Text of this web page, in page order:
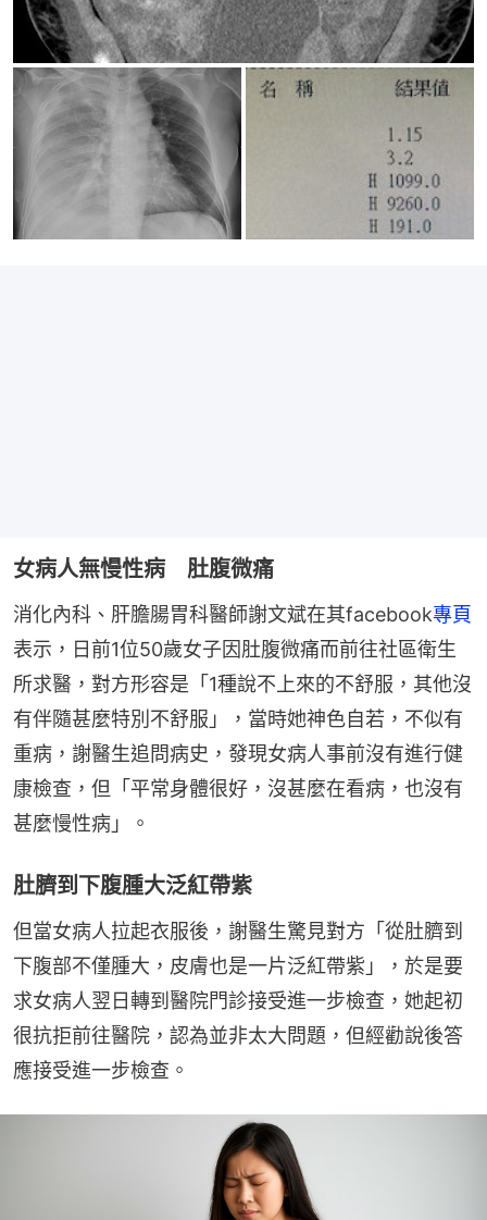
女病人無慢性病 肚腹微痛
消化內科、肝膽腸胃科醫師謝文斌在其facebook專頁
表示，日前1位50歲女子因肚腹微痛而前往社區衛生
所求醫，對方形容是「1種說不上來的不舒服，其他沒
有伴隨甚麼特別不舒服」，當時她神色自若，不似有
重病，謝醫生追問病史，發現女病人事前沒有進行健
康檢查，但「平常身體很好，沒甚麼在看病，也沒有
甚麼慢性病」。
肚臍到下腹腫大泛紅帶紫
但當女病人拉起衣服後，謝醫生驚見對方「從肚臍到
下腹部不僅腫大，皮膚也是一片泛紅帶紫」，於是要
求女病人翌日轉到醫院門診接受進一步檢查，她起初
很抗拒前往醫院，認為並非太大問題，但經勸說後答
應接受進一步檢查。